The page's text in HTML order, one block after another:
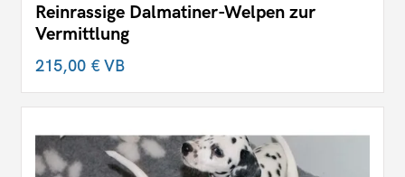
Reinrassige Dalmatiner-Welpen zur
Vermittlung
215,00 €VB